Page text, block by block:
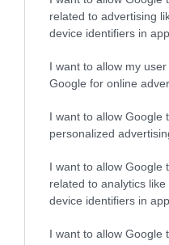
related to advertising
device identifiers in
I want to allow my
Google for online
I want to allow Google
personalized
I want to allow Google
related to analytics
device identifiers in
I want to allow Google
SZÜLETÉSNAP